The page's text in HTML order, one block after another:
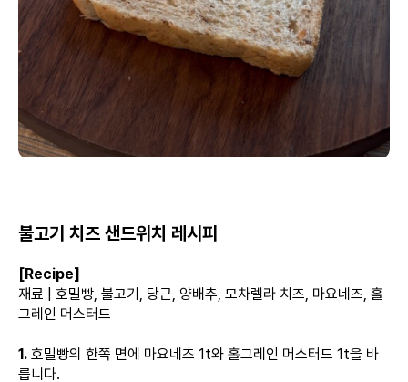
불고기 치즈 샌드위치 레시피
[Recipe]
재료 | 호밀빵, 불고기, 당근, 양배추, 모차렐라 치즈, 마요네즈, 홀
그레인 머스터드
1. 호밀빵의 한쪽 면에 마요네즈 1t와 홀그레인 머스터드 1t을 바
릅니다.